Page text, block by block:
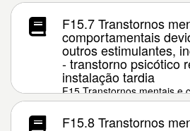
a cafeína
F15.7 Transtornos
comportamentais
outros estimulantes,
- transtorno psicótico
instalação tardia
F15 Transtornos mentais e
devidos ao uso de outros
a cafeína
F15.8 Transtornos